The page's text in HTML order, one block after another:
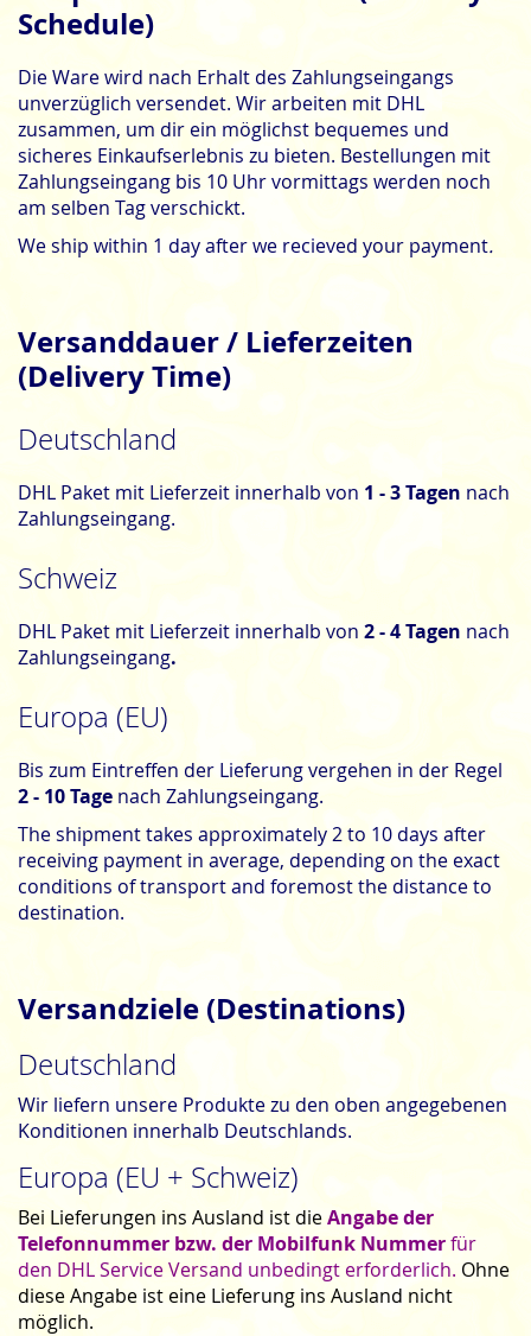
Schedule)
Die Ware wird nach Erhalt des Zahlungseingangs
unverzüglich versendet. Wir arbeiten mit DHL
zusammen, um dir ein möglichst bequemes und
sicheres Einkaufserlebnis zu bieten. Bestellungen mit
Zahlungseingang bis 10 Uhr vormittags werden noch
am selben Tag verschickt.
We ship within 1 day after we recieved your payment.
Versanddauer / Lieferzeiten
(Delivery Time)
Deutschland
DHL Paket mit Lieferzeit innerhalb von 1 - 3 Tagen nach
Zahlungseingang.
Schweiz
DHL Paket mit Lieferzeit innerhalb von 2 - 4 Tagen nach
Zahlungseingang.
Europa (EU)
Bis zum Eintreffen der Lieferung vergehen in der Regel
2 - 10 Tage nach Zahlungseingang.
The shipment takes approximately 2 to 10 days after
receiving payment in average, depending on the exact
conditions of transport and foremost the distance to
destination.
Versandziele (Destinations)
Deutschland
Wir liefern unsere Produkte zu den oben angegebenen
Konditionen innerhalb Deutschlands.
Europa (EU + Schweiz)
Bei Lieferungen ins Ausland ist dieAngabe der
Telefonnummer bzw. der Mobilfunk Nummerfür
den DHL Service Versand unbedingt erforderlich. Ohne
diese Angabe ist eine Lieferung ins Ausland nicht
möglich.